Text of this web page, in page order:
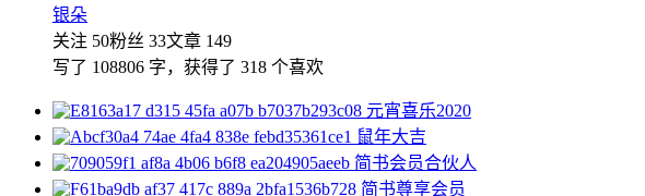
银朵
关注 50粉丝 33文章 149
写了 108806 字，获得了 318 个喜欢
元宵喜乐2020
鼠年大吉
简书会员合伙人
简书尊享会员